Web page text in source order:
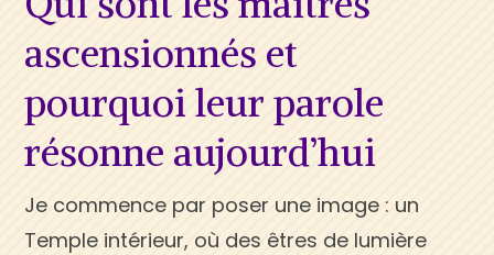
ascensionnés et
pourquoi leur parole
résonne aujourd’hui
Je commence par poser une image : un
Temple intérieur, où des êtres de lumière